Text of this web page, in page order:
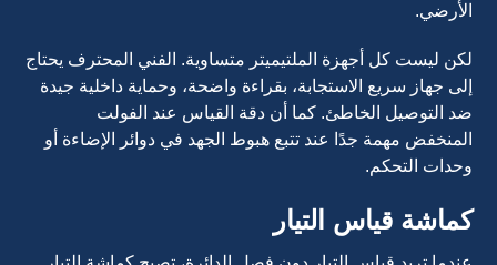
الأرضي.
لكن ليست كل أجهزة الملتيميتر متساوية. الفني المحترف يحتاج
إلى جهاز سريع الاستجابة، بقراءة واضحة، وحماية داخلية جيدة
ضد التوصيل الخاطئ. كما أن دقة القياس عند الفولت
المنخفض مهمة جدًا عند تتبع هبوط الجهد في دوائر الإضاءة أو
وحدات التحكم.
كماشة قياس التيار